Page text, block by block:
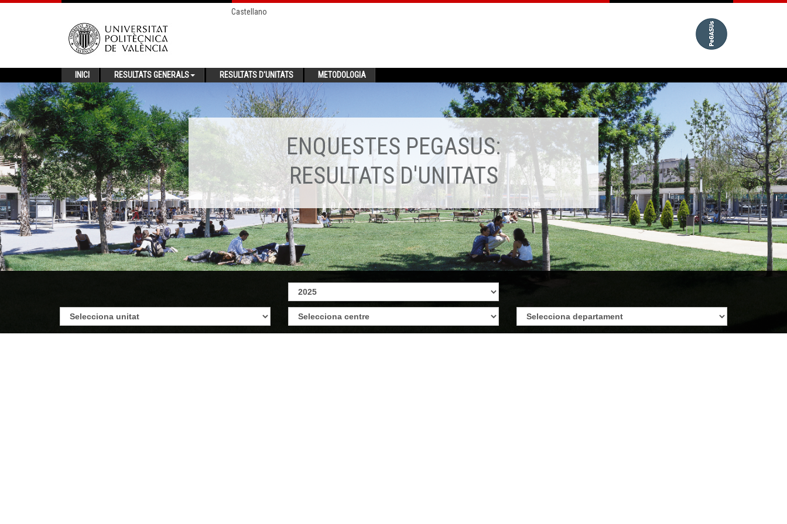
Castellano
INICI RESULTATS GENERALS RESULTATS D'UNITATS METODOLOGIA
ENQUESTES PEGASUS:
RESULTATS D'UNITATS